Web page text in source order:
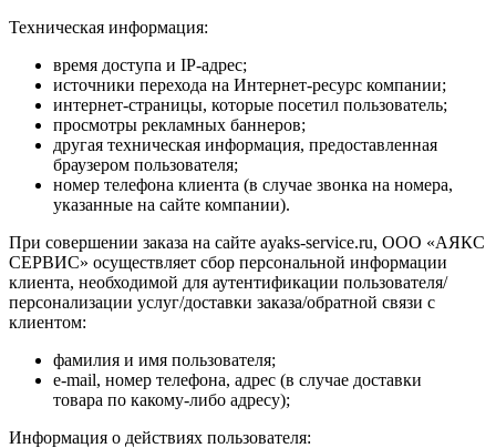
Техническая информация:
время доступа и IP-адрес;
источники перехода на Интернет-ресурс компании;
интернет-страницы, которые посетил пользователь;
просмотры рекламных баннеров;
другая техническая информация, предоставленная
браузером пользователя;
номер телефона клиента (в случае звонка на номера,
указанные на сайте компании).
При совершении заказа на сайте ayaks-service.ru, ООО «АЯКС
СЕРВИС» осуществляет сбор персональной информации
клиента, необходимой для аутентификации пользователя/
персонализации услуг/доставки заказа/обратной связи с
клиентом:
фамилия и имя пользователя;
e-mail, номер телефона, адрес (в случае доставки
товара по какому-либо адресу);
Информация о действиях пользователя: